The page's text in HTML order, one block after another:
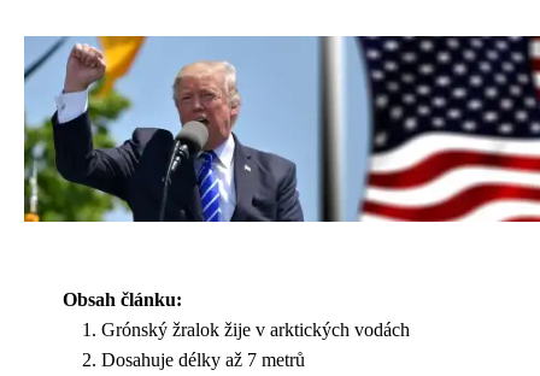
Obsah článku:
Grónský žralok žije v arktických vodách
Dosahuje délky až 7 metrů